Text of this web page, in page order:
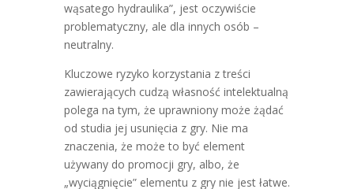
wąsatego hydraulika”, jest oczywiście
problematyczny, ale dla innych osób –
neutralny.
Kluczowe ryzyko korzystania z treści
zawierających cudzą własność intelektualną
polega na tym, że uprawniony może żądać
od studia jej usunięcia z gry. Nie ma
znaczenia, że może to być element
używany do promocji gry, albo, że
„wyciągnięcie” elementu z gry nie jest łatwe.